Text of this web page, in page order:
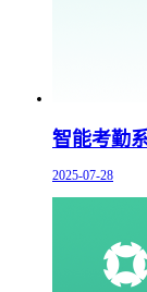
智能考勤
2025-07-28